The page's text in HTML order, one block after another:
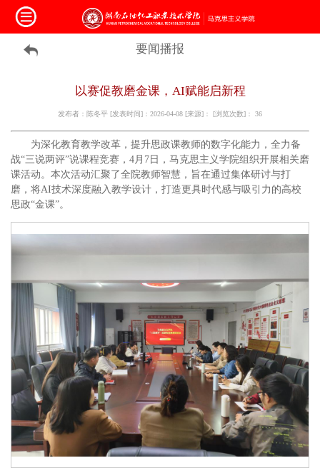
要闻播报
以赛促教磨金课，AI赋能启新程
发布者：陈冬平 [发表时间]：2026-04-08 [来源]： [浏览次数]： 36
为深化教育教学改革，提升思政课教师的数字化能力，全力备
战“三说两评”说课程竞赛 ，4月7日，马克思主义学院组织开展相关磨
课活动。本次活动汇聚了全院教师智慧，旨在通过集体研讨与打
磨，将AI技术深度融入教学设计，打造更具时代感与吸引力的高校
思政“金课”。